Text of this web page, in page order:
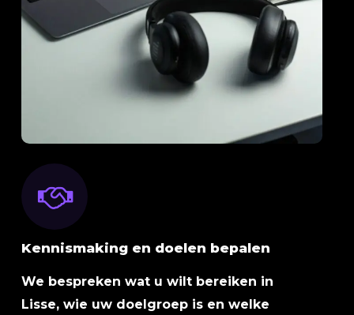
Kennismaking en doelen bepalen
We bespreken wat u wilt bereiken in
Lisse, wie uw doelgroep is en welke